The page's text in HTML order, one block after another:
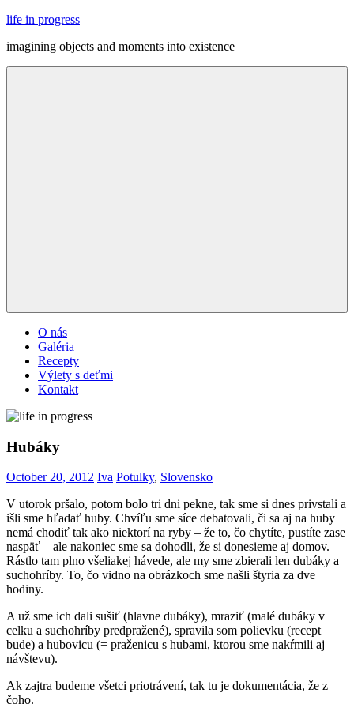
Skip
content
life in progress
imagining objects and moments into existence
O nás
Galéria
Recepty
Výlety s deťmi
Kontakt
Hubáky
October 20, 2012 Iva Potulky, Slovensko
V utorok pršalo, potom bolo tri dni pekne, tak sme si dnes privstali a
išli sme hľadať huby. Chvíľu sme síce debatovali, či sa aj na huby
nemá chodiť tak ako niektorí na ryby – že to, čo chytíte, pustíte zase
naspäť – ale nakoniec sme sa dohodli, že si donesieme aj domov.
Rástlo tam plno všeliakej hávede, ale my sme zbierali len dubáky a
suchohríby. To, čo vidno na obrázkoch sme našli štyria za dve
hodiny.
A už sme ich dali sušiť (hlavne dubáky), mraziť (malé dubáky v
celku a suchohríby predpražené), spravila som polievku (recept
bude) a hubovicu (= praženicu s hubami, ktorou sme nakŕmili aj
návštevu).
Ak zajtra budeme všetci priotrávení, tak tu je dokumentácia, že z
čoho.